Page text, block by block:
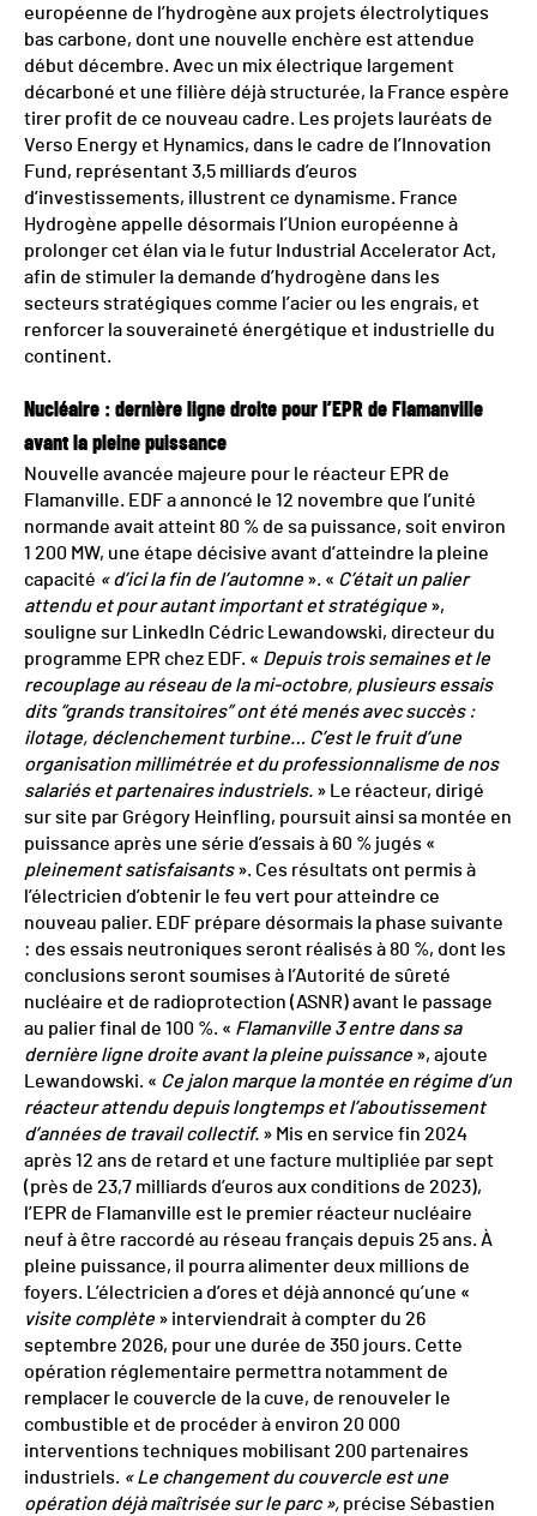
européenne de l’hydrogène aux projets électrolytiques
bas carbone, dont une nouvelle enchère est attendue
début décembre. Avec un mix électrique largement
décarboné et une filière déjà structurée, la France espère
tirer profit de ce nouveau cadre. Les projets lauréats de
Verso Energy et Hynamics, dans le cadre de l’Innovation
Fund, représentant 3,5 milliards d’euros
d’investissements, illustrent ce dynamisme. France
Hydrogène appelle désormais l’Union européenne à
prolonger cet élan via le futur Industrial Accelerator Act,
afin de stimuler la demande d’hydrogène dans les
secteurs stratégiques comme l’acier ou les engrais, et
renforcer la souveraineté énergétique et industrielle du
continent.
Nucléaire : dernière ligne droite pour l’EPR de Flamanville
avant la pleine puissance
Nouvelle avancée majeure pour le réacteur EPR de
Flamanville. EDF a annoncé le 12 novembre que l’unité
normande avait atteint 80 % de sa puissance, soit environ
1 200 MW, une étape décisive avant d’atteindre la pleine
capacité « d’ici la fin de l’automne ». « C’était un palier
attendu et pour autant important et stratégique »,
souligne sur LinkedIn Cédric Lewandowski, directeur du
programme EPR chez EDF. « Depuis trois semaines et le
recouplage au réseau de la mi-octobre, plusieurs essais
dits “grands transitoires” ont été menés avec succès :
ilotage, déclenchement turbine… C’est le fruit d’une
organisation millimétrée et du professionnalisme de nos
salariés et partenaires industriels. » Le réacteur, dirigé
sur site par Grégory Heinfling, poursuit ainsi sa montée en
puissance après une série d’essais à 60 % jugés «
pleinement satisfaisants». Ces résultats ont permis à
l’électricien d’obtenir le feu vert pour atteindre ce
nouveau palier. EDF prépare désormais la phase suivante
: des essais neutroniques seront réalisés à 80 %, dont les
conclusions seront soumises à l’Autorité de sûreté
nucléaire et de radioprotection (ASNR) avant le passage
au palier final de 100 %. « Flamanville 3 entre dans sa
dernière ligne droite avant la pleine puissance », ajoute
Lewandowski. « Ce jalon marque la montée en régime d’un
réacteur attendu depuis longtemps et l’aboutissement
d’années de travail collectif. » Mis en service fin 2024
après 12 ans de retard et une facture multipliée par sept
(près de 23,7 milliards d’euros aux conditions de 2023),
l’EPR de Flamanville est le premier réacteur nucléaire
neuf à être raccordé au réseau français depuis 25 ans. À
pleine puissance, il pourra alimenter deux millions de
foyers. L’électricien a d’ores et déjà annoncé qu’une «
visite complète » interviendrait à compter du 26
septembre 2026, pour une durée de 350 jours. Cette
opération réglementaire permettra notamment de
remplacer le couvercle de la cuve, de renouveler le
combustible et de procéder à environ 20 000
interventions techniques mobilisant 200 partenaires
industriels. « Le changement du couvercle est une
opération déjà maîtrisée sur le parc », précise Sébastien